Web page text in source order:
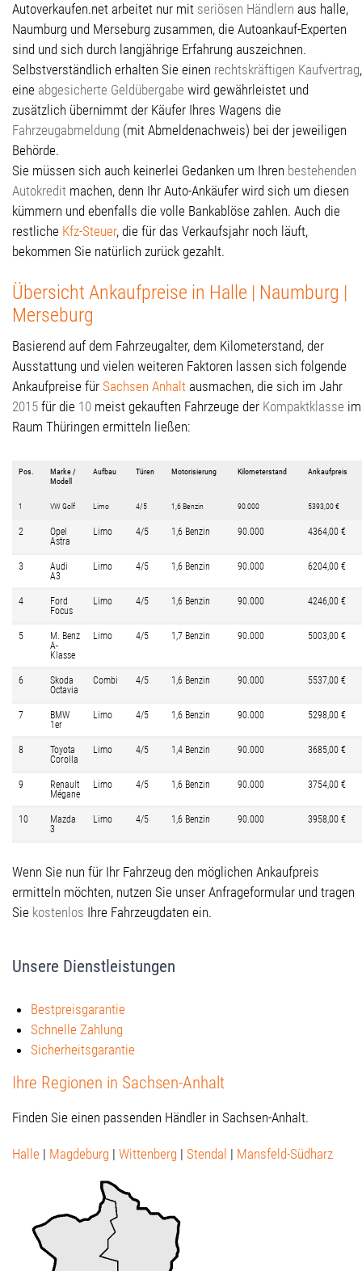
Autoverkaufen.net arbeitet nur mit seriösen Händlern aus halle,
Naumburg und Merseburg zusammen, die Autoankauf-Experten
sind und sich durch langjährige Erfahrung auszeichnen.
Selbstverständlich erhalten Sie einen rechtskräftigen Kaufvertrag,
eine abgesicherte Geldübergabe wird gewährleistet und
zusätzlich übernimmt der Käufer Ihres Wagens die
Fahrzeugabmeldung (mit Abmeldenachweis) bei der jeweiligen
Behörde.
Sie müssen sich auch keinerlei Gedanken um Ihren bestehenden
Autokredit machen, denn Ihr Auto-Ankäufer wird sich um diesen
kümmern und ebenfalls die volle Bankablöse zahlen. Auch die
restliche Kfz-Steuer, die für das Verkaufsjahr noch läuft,
bekommen Sie natürlich zurück gezahlt.
Übersicht Ankaufpreise in Halle | Naumburg |
Merseburg
Basierend auf dem Fahrzeugalter, dem Kilometerstand, der
Ausstattung und vielen weiteren Faktoren lassen sich folgende
Ankaufpreise für Sachsen Anhalt ausmachen, die sich im Jahr
2015 für die 10 meist gekauften Fahrzeuge der Kompaktklasse im
Raum Thüringen ermitteln ließen:
Pos.
Marke /
Modell
Aufbau Türen Motorisierung Kilometerstand Ankaufpreis
1 VW Golf Limo 4/5 1,6 Benzin 90.000 5393,00 €
2
Opel
Astra
Limo 4/5 1,6 Benzin 90.000 4364,00 €
3
Audi
A3
Limo 4/5 1,6 Benzin 90.000 6204,00 €
4
Ford
Focus
Limo 4/5 1,6 Benzin 90.000 4246,00 €
5
M. Benz
A-
Klasse
Limo 4/5 1,7 Benzin 90.000 5003,00 €
6
Skoda
Octavia
Combi 4/5 1,6 Benzin 90.000 5537,00 €
7
BMW
1er
Limo 4/5 1,6 Benzin 90.000 5298,00 €
8
Toyota
Corolla
Limo 4/5 1,4 Benzin 90.000 3685,00 €
9
Renault
Mégane
Limo 4/5 1,6 Benzin 90.000 3754,00 €
10
Mazda
3
Limo 4/5 1,6 Benzin 90.000 3958,00 €
Wenn Sie nun für Ihr Fahrzeug den möglichen Ankaufpreis
ermitteln möchten, nutzen Sie unser Anfrageformular und tragen
Sie kostenlos Ihre Fahrzeugdaten ein.
Unsere Dienstleistungen
Bestpreisgarantie
Schnelle Zahlung
Sicherheitsgarantie
Ihre Regionen in Sachsen-Anhalt
Finden Sie einen passenden Händler in Sachsen-Anhalt.
Halle | Magdeburg | Wittenberg | Stendal | Mansfeld-Südharz